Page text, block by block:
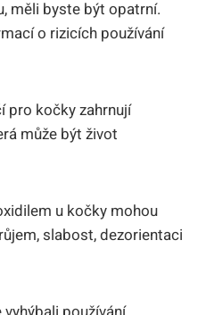
měli byste být opatrní.
o rizicích používání
pro kočky zahrnují
může být život
u kočky mohou
slabost, dezorientaci